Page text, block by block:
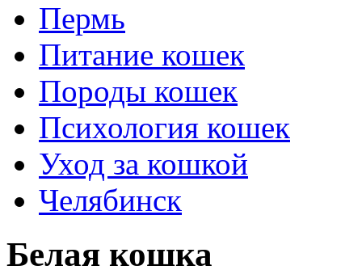
Пермь
Питание кошек
Породы кошек
Психология кошек
Уход за кошкой
Челябинск
Белая кошка